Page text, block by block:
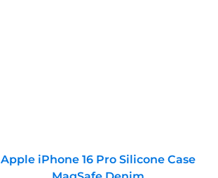
Apple iPhone 16 Pro Silicone Case